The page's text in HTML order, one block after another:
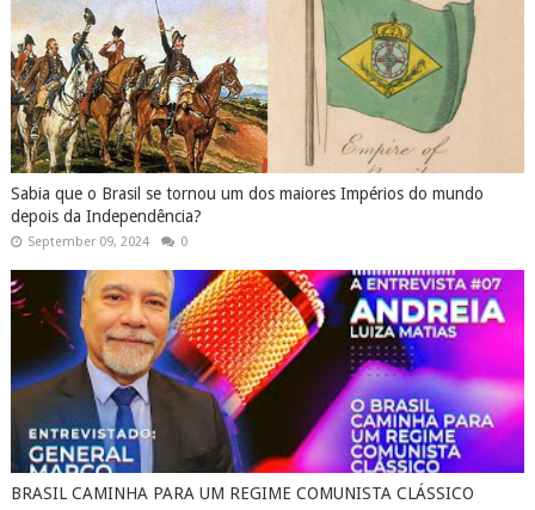
Sabia que o Brasil se tornou um dos maiores Impérios do mundo
depois da Independência?
September 09, 2024 0
BRASIL CAMINHA PARA UM REGIME COMUNISTA CLÁSSICO